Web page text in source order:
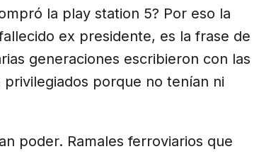
la play station 5? Por eso la
ex presidente, es la frase de
generaciones escribieron con las
porque no tenían ni
poder. Ramales ferroviarios que